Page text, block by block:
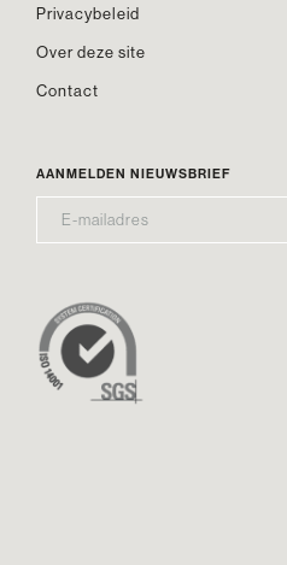
Privacybeleid
Over deze site
Contact
AANMELDEN NIEUWSBRIEF
MAILADRES*